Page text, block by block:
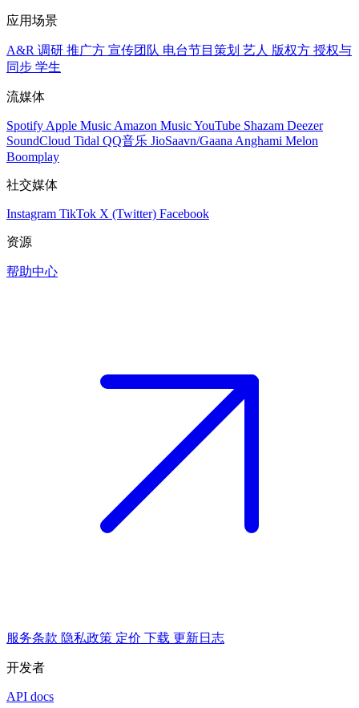
应用场景
A&R 调研 推广方 宣传团队 电台节目策划 艺人 版权方 授权与
同步 学生
流媒体
Spotify Apple Music Amazon MusicYouTube Shazam Deezer
SoundCloud Tidal QQ音乐 JioSaavn/Gaana Anghami Melon
Boomplay
社交媒体
Instagram TikTok X (Twitter) Facebook
资源
帮助中心
服务条款 隐私政策 定价 下载 更新日志
开发者
API docs